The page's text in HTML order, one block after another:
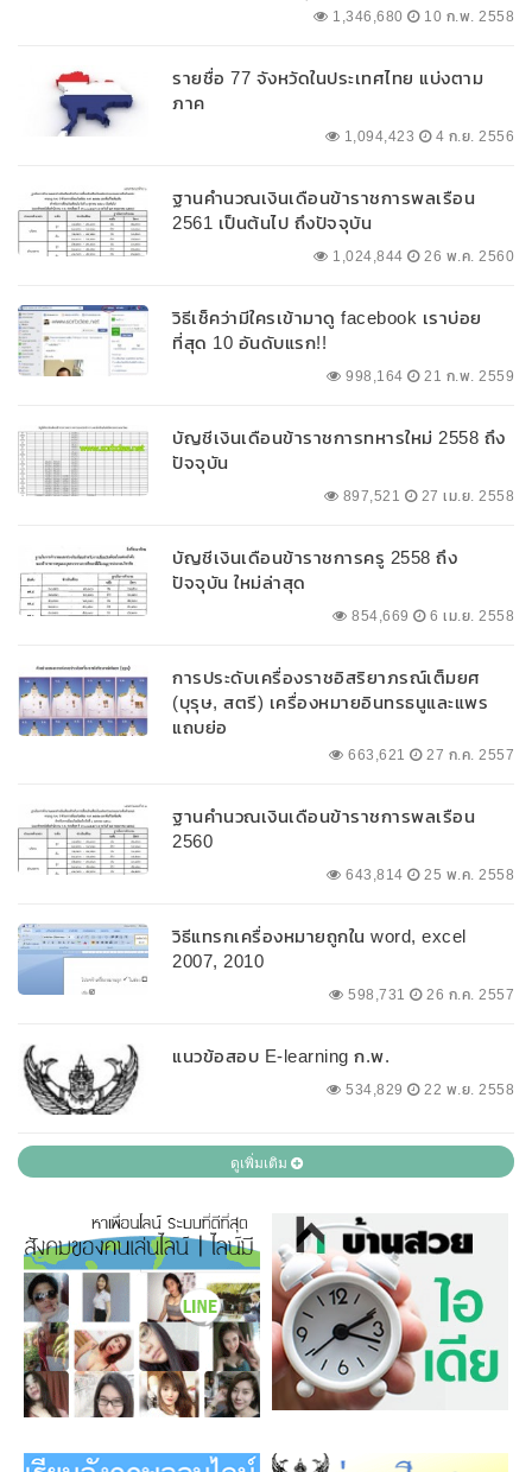
1,346,680 10 ก.พ. 2558
รายชื่อ 77 จังหวัดในประเทศไทย แบ่งตาม
ภาค
1,094,423 4 ก.ย. 2556
ฐานคำนวณเงินเดือนข้าราชการพลเรือน
2561 เป็นต้นไป ถึงปัจจุบัน
1,024,844 26 พ.ค. 2560
วิธีเช็คว่ามีใครเข้ามาดู facebook เราบ่อย
ที่สุด 10 อันดับแรก!!
998,164 21 ก.พ. 2559
บัญชีเงินเดือนข้าราชการทหารใหม่ 2558 ถึง
ปัจจุบัน
897,521 27 เม.ย. 2558
บัญชีเงินเดือนข้าราชการครู 2558 ถึง
ปัจจุบัน ใหม่ล่าสุด
854,669 6 เม.ย. 2558
การประดับเครื่องราชอิสริยาภรณ์เต็มยศ
(บุรุษ, สตรี) เครื่องหมายอินทรธนูและแพร
แถบย่อ
663,621 27 ก.ค. 2557
ฐานคำนวณเงินเดือนข้าราชการพลเรือน
2560
643,814 25 พ.ค. 2558
วิธีแทรกเครื่องหมายถูกใน word, excel
2007, 2010
598,731 26 ก.ค. 2557
แนวข้อสอบ E-learning ก.พ.
534,829 22 พ.ย. 2558
ดูเพิ่มเติม